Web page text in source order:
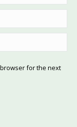
for the next